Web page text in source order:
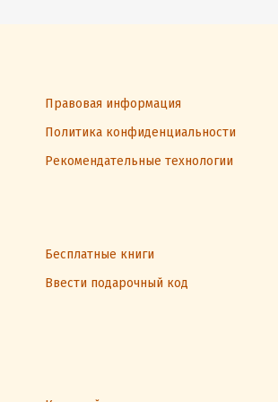
Правовая информация
Политика конфиденциальности
Рекомендательные технологии
Бесплатные книги
Ввести подарочный код